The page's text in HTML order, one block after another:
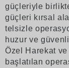
güçleriyle
güçleri kırsal
telsizle
huzur ve
Özel Harekat ve
başlatılan